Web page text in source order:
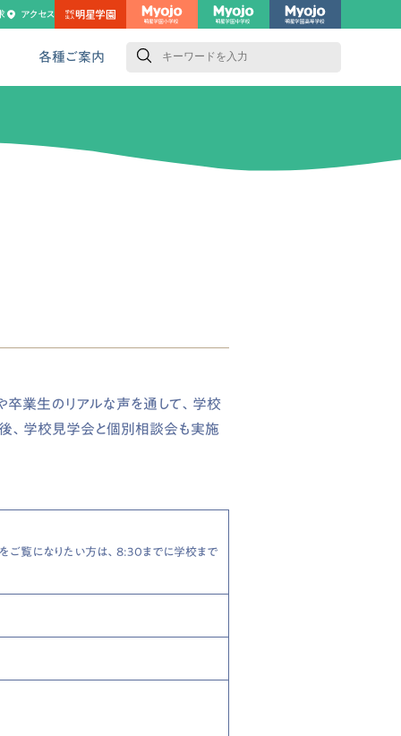
アクセス
各種ご案内
業生のリアルな声を通して、学校
、学校見学会と個別相談会も実施
ご覧になりたい方は、8:30までに学校まで